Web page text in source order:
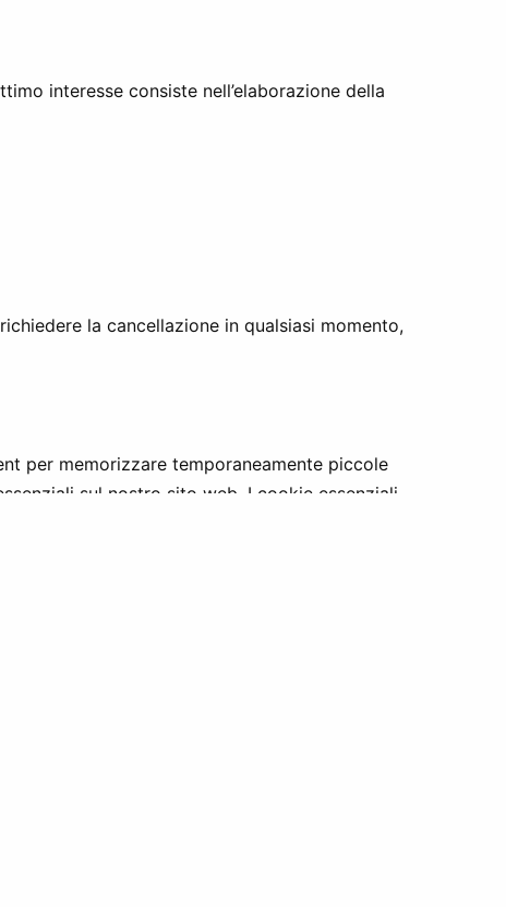
interesse consiste nell’elaborazione della
la cancellazione in qualsiasi momento,
per memorizzare temporaneamente piccole
sul nostro sito web. I cookie essenziali